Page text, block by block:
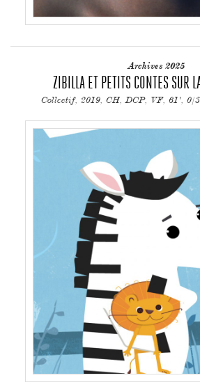
Archives 2025
ZIBILLA ET PETITS CONTES SUR
Collectif, 2019, CH, DCP, VF, 61', 0/